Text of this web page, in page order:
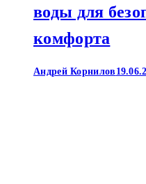
воды для
комфорта
Андрей Корнилов